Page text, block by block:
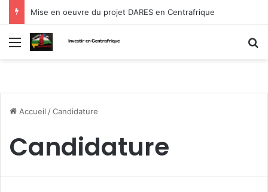
Mise en oeuvre du projet DARES en Centrafrique
Menu
Accueil /Candidature
Candidature